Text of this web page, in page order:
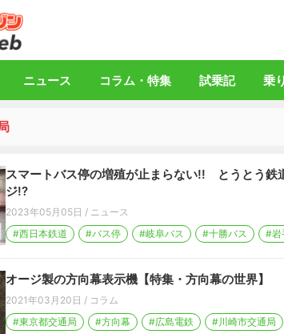
ニュース コラム・特集 試乗記 乗
スマートバス停の増殖が止まらない!! とうとう鉄
ジ!?
2023年05月05日 / ニュース
#西日本鉄道
#バス停 #岐阜バス #十勝バス #岩
オージ製の方向幕表示機【特集・方向幕の世界】
2021年03月20日 / コラム
#東京都交通局
#方向幕 #広島電鉄 #川崎市交通局